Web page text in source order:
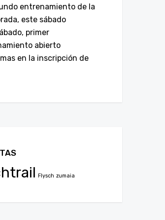
entrenamiento de la
este sábado
primer
abierto
en la inscripción de
Flysch zumaia